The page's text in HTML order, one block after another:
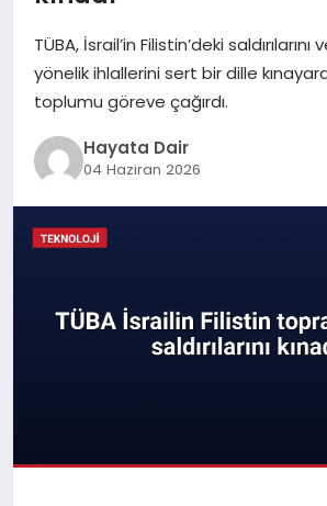
KIMDIR?
SAĞLIK
TÜBA, İsrail’in Filistin’deki
yönelik ihlallerini sert bir dille
toplumu göreve çağırdı.
Hayata Dair
04 Haziran 2026